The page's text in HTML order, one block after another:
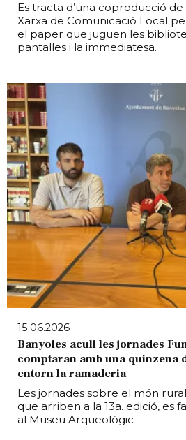
Es tracta d’una coproducció
Xarxa de Comunicació Local
el paper que juguen les
pantalles i la immediatesa.
15.06.2026
Banyoles acull les jornades
comptaran amb una quinzena
entorn la ramaderia
Les jornades sobre el món
que arriben a la 13a. edició, es
al Museu Arqueològic